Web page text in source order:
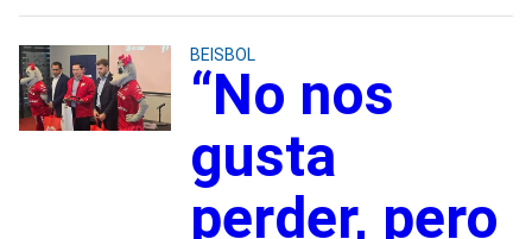
BEISBOL
“No nos
gusta
perder, pero